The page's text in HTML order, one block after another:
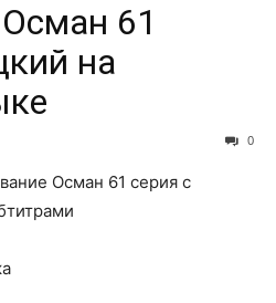
61
на
0
Осман 61 серия с